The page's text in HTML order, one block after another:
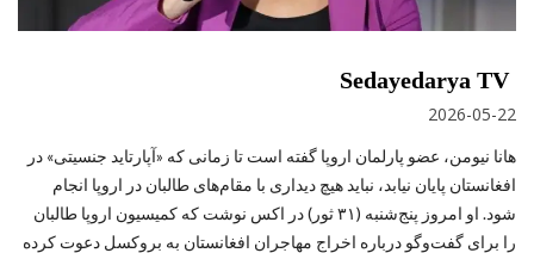
Sedayedarya TV
2026-05-22
هانا نیومن، عضو پارلمان اروپا گفته است تا زمانی که «آپارتاید جنسیتی» در
افغانستان پایان نیابد، نباید هیچ دیداری با مقام‌های طالبان در اروپا انجام
شود. او امروز پنج‌شنبه (۳۱ ثور) در اکس نوشت که کمیسیون اروپا طالبان
را برای گفت‌وگو درباره اخراج مهاجران افغانستان به بروکسل دعوت کرده